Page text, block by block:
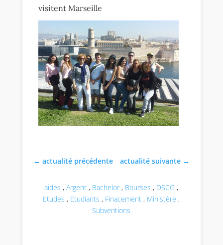
visitent Marseille
←actualité précédente actualité suivante→
aides ,Argent , Bachelor, Bourses , DSCG ,
Etudes , Etudiants , Finacement , Ministère ,
Subventions